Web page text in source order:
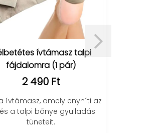
Bokaortézis plantar fascia -
talpi bőnye nyújtására
3 990 Ft
Mondj búcsút a fájdalomnak! A
lábfeszítő bokaortézis kényelmet
és stabilitást nyújt a talpi bőnye